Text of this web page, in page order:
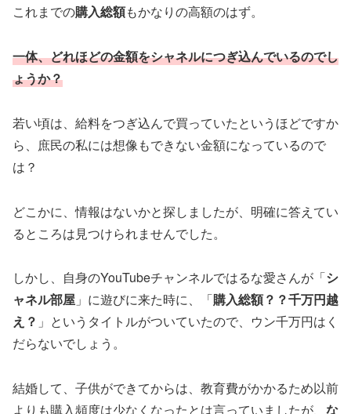
これまでの購入総額もかなりの高額のはず。
一体、どれほどの金額をシャネルにつぎ込んでいるのでし
ょうか？
若い頃は、給料をつぎ込んで買っていたというほどですか
ら、庶民の私には想像もできない金額になっているので
は？
どこかに、情報はないかと探しましたが、明確に答えてい
るところは見つけられませんでした。
しかし、自身のYouTubeチャンネルではるな愛さんが「シ
ャネル部屋 」に遊びに来た時に、「購入総額？？千万円越
え？ 」というタイトルがついていたので、ウン千万円はく
だらないでしょう。
結婚して、子供ができてからは、教育費がかかるため以前
よりも購入頻度は少なくなったとは言っていましたが、 な